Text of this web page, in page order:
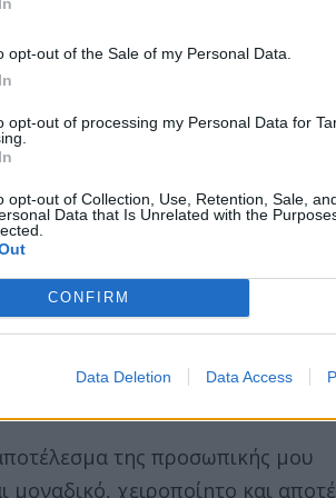
opt-out of the Sale of my Personal Data.
opt-out of processing my Personal Data for
opt-out of Collection, Use, Retention, Sale,
Data that Is Unrelated with the
CONFIRM
Data Deletion Data Access
αναζήτηση για νέες
το οτιδήποτε που θα δω να
καινούργιο. Μου αρέσει η
με κάτι που θα δώσει
κατά βάση ασήμι, το
ώστε να το αναδείξω".
από μια
χωρίς βέβαια να
ρομαντικό στοιχείο
της προσωπικής μου
μοναδικό, χειροποίητο και